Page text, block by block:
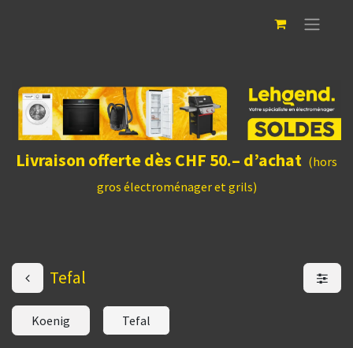
Livraison offerte dès CHF 50.– d’achat (hors
gros électroménager et grils)
Tefal
Koenig Tefal